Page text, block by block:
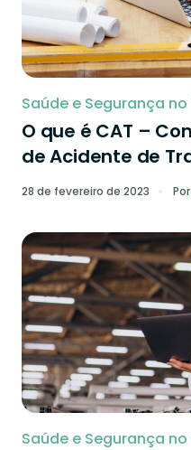
Saúde e Segurança
O que é CAT –
de Acidente de
28 de fevereiro de 2023 Por
Saúde e Segurança